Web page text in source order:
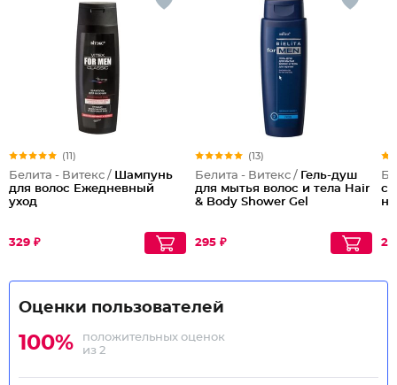
(11)
Белита - Витекс / Шампунь
для волос Ежедневный
уход
329 ₽
(13)
Белита - Витекс / Гель-душ
для мытья волос и тела Hair
& Body Shower Gel
295 ₽
Оценки пользователей
100%
положительных оценок
из 2